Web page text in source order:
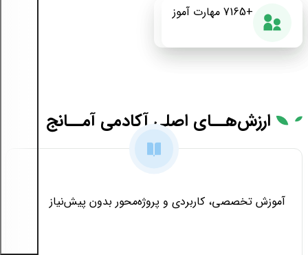
+175 دوره آموزشی 87% رضایت از دوره +7165 مهارت آموز
ارزش‌هــای اصلی آکادمی آمــانج
آموزش تخصصی، کاربردی و پروژه‌محور بدون پیش‌نیاز